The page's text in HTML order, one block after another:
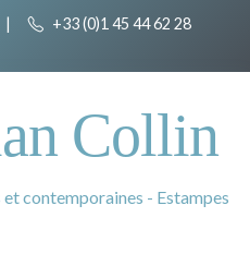
| +33 (0)1 45 44 62 28
Collin
contemporaines - Estampes